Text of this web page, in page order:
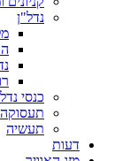
נדל"ן
כנסי
תעסוקה
תעשיה
דעות